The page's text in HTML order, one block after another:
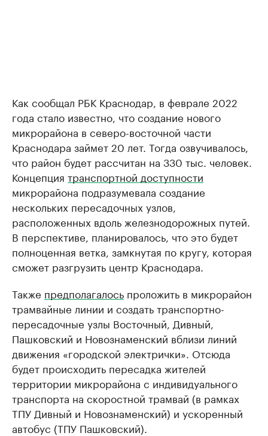
Как сообщал РБК Краснодар, в феврале 2022
года стало известно, что создание нового
микрорайона в северо-восточной части
Краснодара займет 20 лет. Тогда озвучивалось,
что район будет рассчитан на 330 тыс. человек.
Концепция транспортной доступности
микрорайона подразумевала создание
нескольких пересадочных узлов,
расположенных вдоль железнодорожных путей.
В перспективе, планировалось, что это будет
полноценная ветка, замкнутая по кругу, которая
сможет разгрузить центр Краснодара.
Также предполагалось проложить в микрорайон
трамвайные линии и создать транспортно-
пересадочные узлы Восточный, Дивный,
Пашковский и Новознаменский вблизи линий
движения «городской электрички». Отсюда
будет происходить пересадка жителей
территории микрорайона с индивидуального
транспорта на скоростной трамвай (в рамках
ТПУ Дивный и Новознаменский) и ускоренный
автобус (ТПУ Пашковский).